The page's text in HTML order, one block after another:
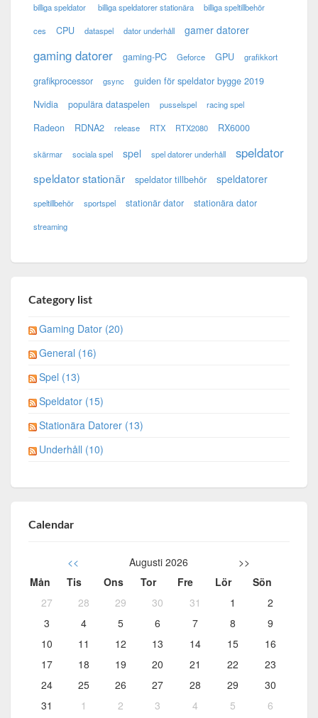
billiga speldator billiga speldatorer stationära billiga speltillbehör
ces CPU dataspel dator underhåll gamer datorer
gaming datorer gaming-PC Geforce GPU grafikkort
grafikprocessor gsync
guiden för speldator bygge 2019
Nvidia
populära dataspelen pusselspel racing spel
Radeon RDNA2 release RTX RTX2080 RX6000
skärmar sociala spel spel spel datorer underhåll speldator
speldator stationär speldator tillbehör speldatorer
speltillbehör sportspel stationär dator stationära dator
streaming
Category list
Gaming Dator (20)
General (16)
Spel (13)
Speldator (15)
Stationära Datorer (13)
Underhåll (10)
Calendar
<< Augusti 2026
>>
Mån
Tis Ons Tor Fre Lör
Sön
27
28 29 30 31 1
2
3
4 5 6 7 8
9
10
11 12 13 14 15
16
17
18 19 20 21 22
23
24
25 26 27 28 29
30
31
1 2 3 4 5 6